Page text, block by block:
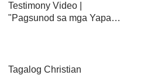
Testimony Video |
"Pagsunod sa mga Yapak
Tagalog Christian